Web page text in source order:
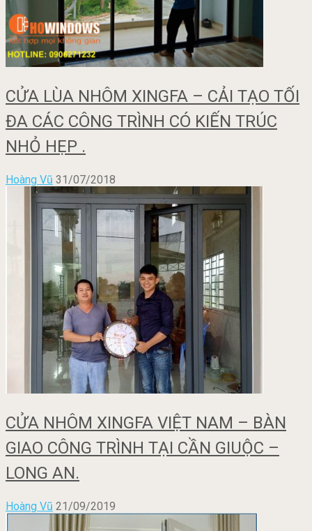
CỬA LÙA NHÔM XINGFA – CẢI TẠO TỐI
ĐA CÁC CÔNG TRÌNH CÓ KIẾN TRÚC
NHỎ HẸP .
Hoàng Vũ 31/07/2018
CỬA NHÔM XINGFA VIỆT NAM – BÀN
GIAO CÔNG TRÌNH TẠI CẦN GIUỘC –
LONG AN.
Hoàng Vũ 21/09/2019